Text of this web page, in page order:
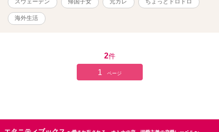
スウェーデン 帰国子女 元カレ ちょっとドロドロ
海外生活
2件
1 ページ